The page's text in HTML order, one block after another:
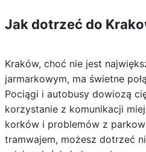
Jak dotrzeć do
Kraków, choć nie jest
jarmarkowym, ma świetne
Pociągi i autobusy dowiozą
korzystanie z komunikacji
korków i problemów z
tramwajem, możesz dotrzeć